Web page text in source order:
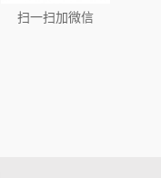
扫一扫加微信